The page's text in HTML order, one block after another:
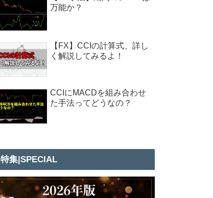
万能か？
【FX】CCIの計算式、詳し
く解説してみるよ！
CCIにMACDを組み合わせ
た手法ってどうなの？
特集|SPECIAL